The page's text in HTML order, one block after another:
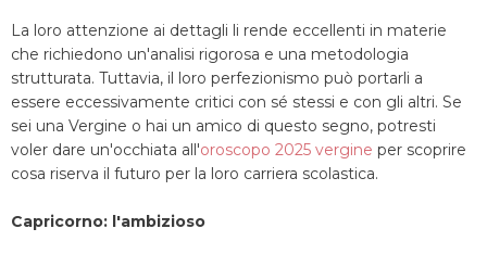
La loro attenzione ai dettagli li rende eccellenti in materie
che richiedono un'analisi rigorosa e una metodologia
strutturata. Tuttavia, il loro perfezionismo può portarli a
essere eccessivamente critici con sé stessi e con gli altri. Se
sei una Vergine o hai un amico di questo segno, potresti
voler dare un'occhiata all'oroscopo 2025 vergine per scoprire
cosa riserva il futuro per la loro carriera scolastica.
Capricorno: l'ambizioso